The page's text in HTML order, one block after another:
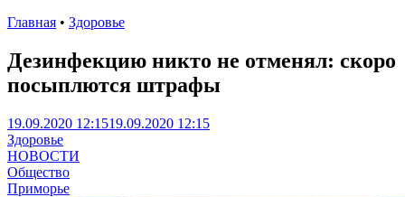
Главная • Здоровье
Дезинфекцию никто не отменял: скоро
посыплются штрафы
19.09.2020 12:1519.09.2020 12:15
Здоровье
НОВОСТИ
Общество
Приморье